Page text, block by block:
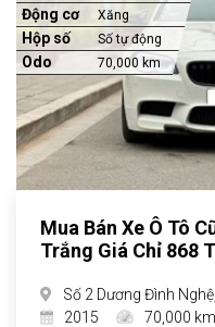
Động cơ Xăng
Hộp số Số tự động
Odo 70,000 km
Mua Bán Xe Ô Tô
Trắng Giá Chỉ 868
Số 2 Dương Đình
2015
70,000 km